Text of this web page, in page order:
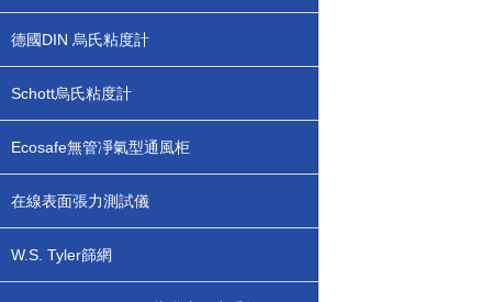
德國DIN 烏氏粘度計
Schott烏氏粘度計
Ecosafe無管凈氣型通風柜
在線表面張力測試儀
W.S. Tyler篩網